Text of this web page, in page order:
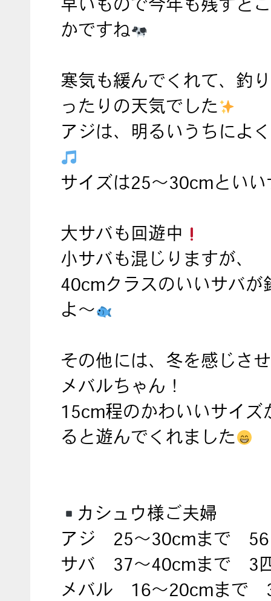
早いもので今年も残すと
かですね
寒気も緩んでくれて、釣
ったりの天気でした
アジは、明るいうちによ
サイズは25～30cmといい
大サバも回遊中
小サバも混じりますが、
40cmクラスのいいサバが
よ～
その他には、冬を感じさ
メバルちゃん！
15cm程のかわいいサイズ
ると遊んでくれました
カシュウ様ご夫婦
アジ 25～30cmまで 56
サバ 37～40cmまで 3
メバル 16～20cmまで